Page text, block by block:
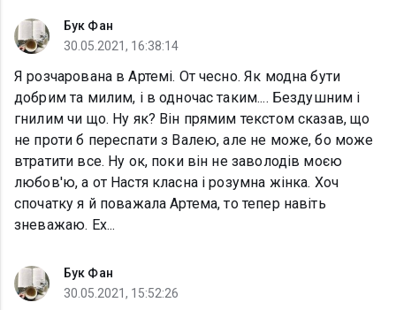
Бук Фан
30.05.2021, 16:38:14
Я розчарована в Артемі. От чесно. Як модна бути
добрим та милим, і в одночас таким.... Бездушним і
гнилим чи що. Ну як? Він прямим текстом сказав, що
не проти б переспати з Валею, але не може, бо може
втратити все. Ну ок, поки він не заволодів моєю
любов'ю, а от Настя класна і розумна жінка. Хоч
спочатку я й поважала Артема, то тепер навіть
зневажаю. Ех...
Бук Фан
30.05.2021, 15:52:26